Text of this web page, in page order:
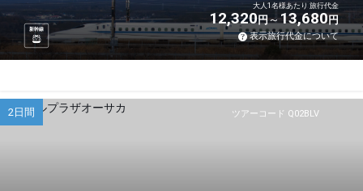
新幹線
大人1名様あたり 旅行代金
12,320円 13,680円
表示旅行代金について
ツアーコード Q02BLV
2日間